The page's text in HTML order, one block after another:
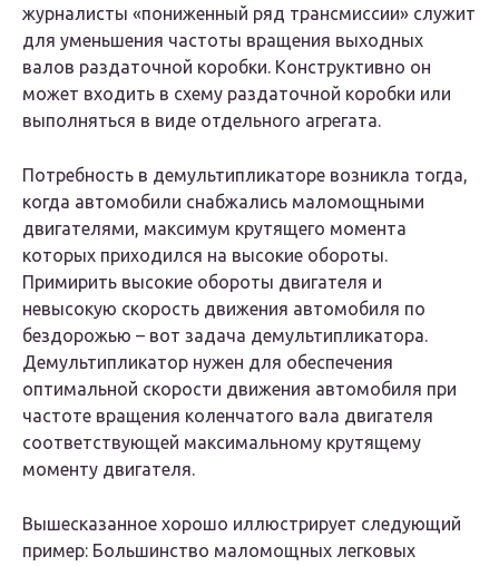
журналисты «пониженный ряд трансмиссии» служит
для уменьшения частоты вращения выходных
валов раздаточной коробки. Конструктивно он
может входить в схему раздаточной коробки или
выполняться в виде отдельного агрегата.
Потребность в демультипликаторе возникла тогда,
когда автомобили снабжались маломощными
двигателями, максимум крутящего момента
которых приходился на высокие обороты.
Примирить высокие обороты двигателя и
невысокую скорость движения автомобиля по
бездорожью – вот задача демультипликатора.
Демультипликатор нужен для обеспечения
оптимальной скорости движения автомобиля при
частоте вращения коленчатого вала двигателя
соответствующей максимальному крутящему
моменту двигателя.
Вышесказанное хорошо иллюстрирует следующий
пример: Большинство маломощных легковых